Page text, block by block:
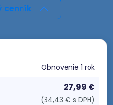
cenník
Obnovenie 1 rok
27,99 €
(34,43 € s DPH)